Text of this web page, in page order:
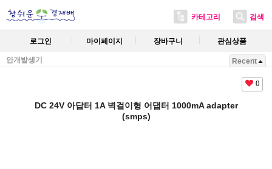
카테고리 검색
로그인 마이페이지 장바구니 관심상품
안개발생기 Recent
0
DC 24V 아답터 1A 벽걸이형 어댑터 1000mA adapter
(smps)